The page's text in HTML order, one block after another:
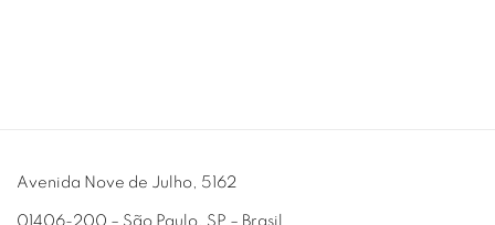
Avenida Nove de Julho, 5162
01406-200 – São Paulo, SP – Brasil